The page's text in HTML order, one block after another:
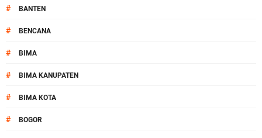
# BANTEN
# BENCANA
# BIMA
# BIMA KANUPATEN
# BIMA KOTA
# BOGOR